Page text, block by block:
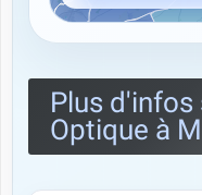
Plus d'infos
Optique à